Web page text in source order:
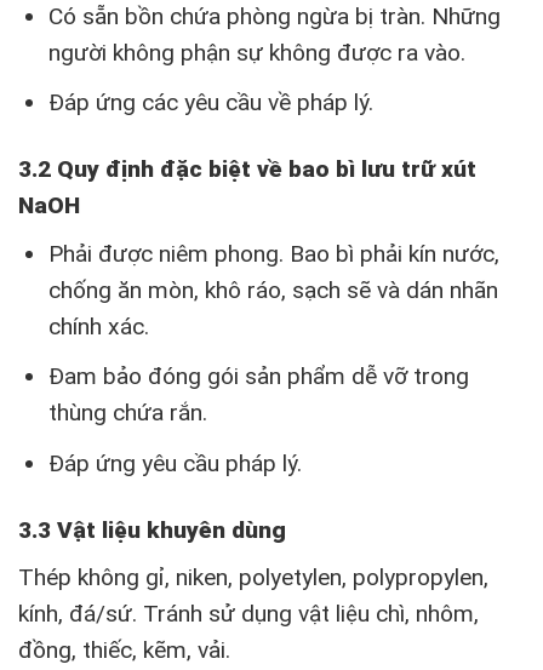
Có sẵn bồn chứa phòng ngừa bị tràn. Những
người không phận sự không được ra vào.
Đáp ứng các yêu cầu về pháp lý.
3.2 Quy định đặc biệt về bao bì lưu trữ xút
NaOH
Phải được niêm phong. Bao bì phải kín nước,
chống ăn mòn, khô ráo, sạch sẽ và dán nhãn
chính xác.
Đam bảo đóng gói sản phẩm dễ vỡ trong
thùng chứa rắn.
Đáp ứng yêu cầu pháp lý.
3.3 Vật liệu khuyên dùng
Thép không gỉ, niken, polyetylen, polypropylen,
kính, đá/sứ. Tránh sử dụng vật liệu chì, nhôm,
đồng, thiếc, kẽm, vải.